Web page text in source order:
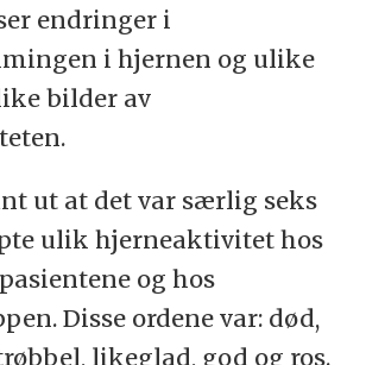
endringer i
i hjernen og ulike
bilder av
ut at det var særlig seks
ulik hjerneaktivitet hos
og hos
Disse ordene var: død,
likeglad, god og ros.